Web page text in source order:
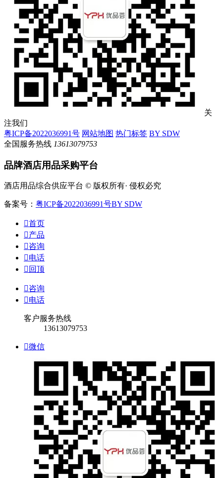
关
注我们
粤ICP备2022036991号 网站地图 热门标签 BY SDW
全国服务热线 13613079753
品牌酒店用品采购平台
酒店用品综合供应平台 © 版权所有· 侵权必究
备案号： 粤ICP备2022036991号BY SDW
首页
产品
咨询
电话
 回顶
咨询
电话
客户服务热线
13613079753
微信